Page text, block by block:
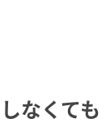
なくても